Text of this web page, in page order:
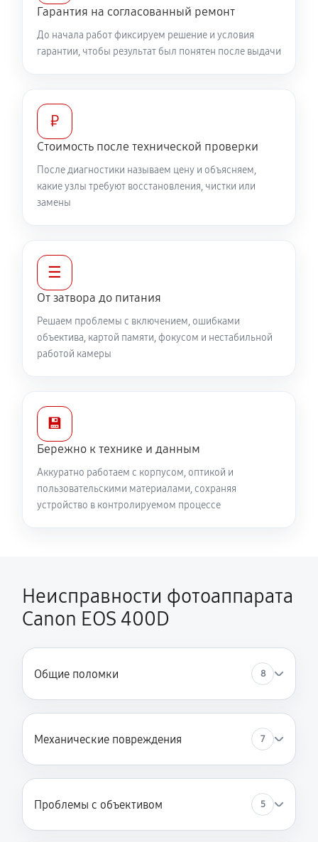
Гарантия на согласованный ремонт
До начала работ фиксируем решение и условия
гарантии, чтобы результат был понятен после выдачи
₽
Стоимость после технической проверки
После диагностики называем цену и объясняем,
какие узлы требуют восстановления, чистки или
замены
☰
От затвора до питания
Решаем проблемы с включением, ошибками
объектива, картой памяти, фокусом и нестабильной
работой камеры
💾
Бережно к технике и данным
Аккуратно работаем с корпусом, оптикой и
пользовательскими материалами, сохраняя
устройство в контролируемом процессе
Неисправности фотоаппарата
Canon EOS 400D
Общие поломки 8
Механические повреждения 7
Проблемы с объективом 5